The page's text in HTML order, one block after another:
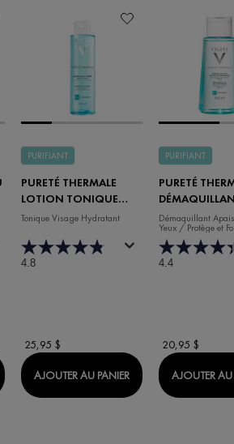
PURETÉ THERMALE EAU MOUSSANTE
PURIFIANT
PURETÉ THERMALE
LOTION TONIQUE
PERFECTRICE
Tonique Visage Hydratant
4.8
25,95 $
AJOUTER AU PANIER PURETÉ
PURIFIANT
PURETÉ
APAISANT
YEUX
Démaquillant
Yeux / Protège et
Cils
4.4
20,95 $
AJOUTER AU